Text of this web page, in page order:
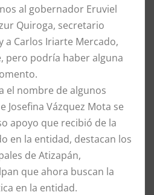
al gobernador Eruviel
Quiroga, secretario
a Carlos Iriarte Mercado,
pero podría haber alguna
el nombre de algunos
Josefina Vázquez Mota se
apoyo que recibió de la
en la entidad, destacan los
de Atizapán,
que ahora buscan la
en la entidad.